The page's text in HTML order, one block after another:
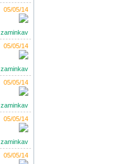
05/05/14
zaminkav , تهران تلفن: 02188385541
05/05/14
zaminkav , تهران تلفن: 021-88385541-3
05/05/14
zaminkav , تهران تلفن: 021-88385541
05/05/14
zaminkav , تهران تلفن: 021-88385541
05/05/14